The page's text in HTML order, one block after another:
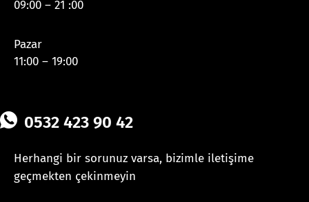
09:00 – 21 :00
Pazar
11:00 – 19:00
0532 423 90 42
Herhangi bir sorunuz varsa, bizimle iletişime
geçmekten çekinmeyin